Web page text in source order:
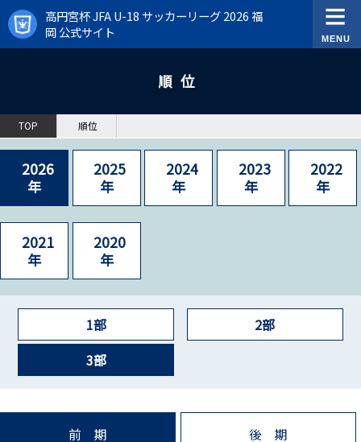
高円宮杯 JFA U-18 サッカーリーグ 2026 福
岡 公式サイト
順位
TOP 順位
2026
年
2025
年
2024
年
2023
年
2022
年
2021
年
2020
年
1部
2部
3部
前 期 後 期